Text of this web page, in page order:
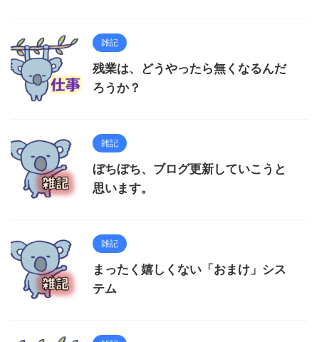
雑記
残業は、どうやったら無くなるんだ
ろうか？
雑記
ぼちぼち、ブログ更新していこうと
思います。
雑記
まったく嬉しくない「おまけ」シス
テム